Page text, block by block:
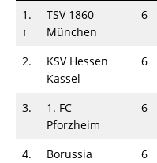
1.
↑
TSV 1860
München
6
2.
KSV Hessen
Kassel
6
3.
1. FC
Pforzheim
6
4.
Borussia
6